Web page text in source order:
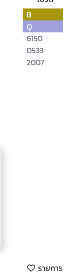
B
Q
6150
D533
2007
รายการ